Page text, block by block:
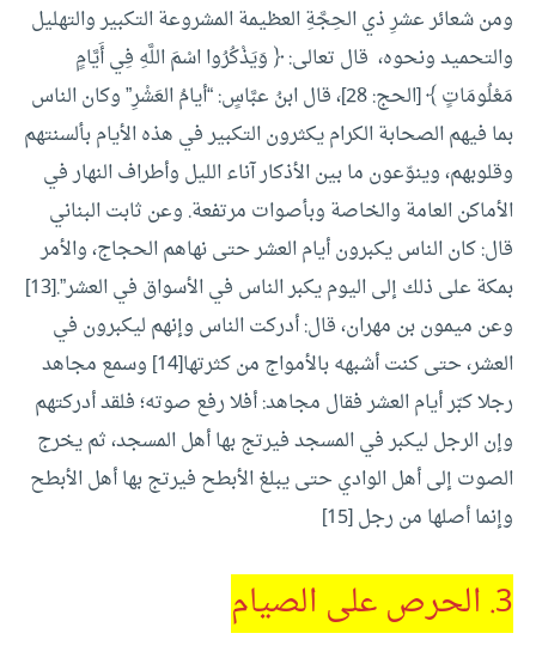
ومن شعائر عشرِ ذي الحِجَّةِ العظيمة المشروعة التكبير والتهليل
والتحميد ونحوه، قال تعالى: ﴿ وَيَذْكُرُوا اسْمَ اللَّهِ فِي أَيَّامٍ
مَعْلُومَاتٍ ﴾ [الحج: 28]، قال ابنُ عبَّاسٍ: “أيامُ العَشْرِ”
وكان الناس
بما فيهم الصحابة الكرام يكثرون التكبير في هذه الأيام بألسنتهم
وقلوبهم، وينوّعون ما بين الأذكار آناء الليل وأطراف النهار في
الأماكن العامة والخاصة وبأصوات مرتفعة. وعن ثابت البناني
قال: كان الناس يكبرون أيام العشر حتى نهاهم الحجاج، والأمر
بمكة على ذلك إلى اليوم يكبر الناس في الأسواق في العشر”.[13]
وعن ميمون بن مهران، قال: أدركت الناس وإنهم ليكبرون في
العشر، حتى كنت أشبهه بالأمواج من كثرتها[14]
وسمع مجاهد
رجلا كبّر أيام العشر فقال مجاهد: أفلا رفع صوته؛ فلقد أدركتهم
وإن الرجل ليكبر في المسجد فيرتج بها أهل المسجد، ثم يخرج
الصوت إلى أهل الوادي حتى يبلغ الأبطح فيرتج بها أهل الأبطح
وإنما أصلها من رجل [15]
3. الحرص على الصيام